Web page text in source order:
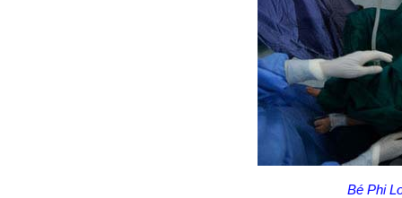
Bé Phi